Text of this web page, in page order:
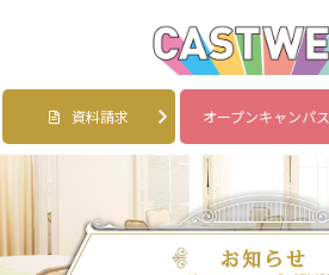
資料請求 オープンキャンパス